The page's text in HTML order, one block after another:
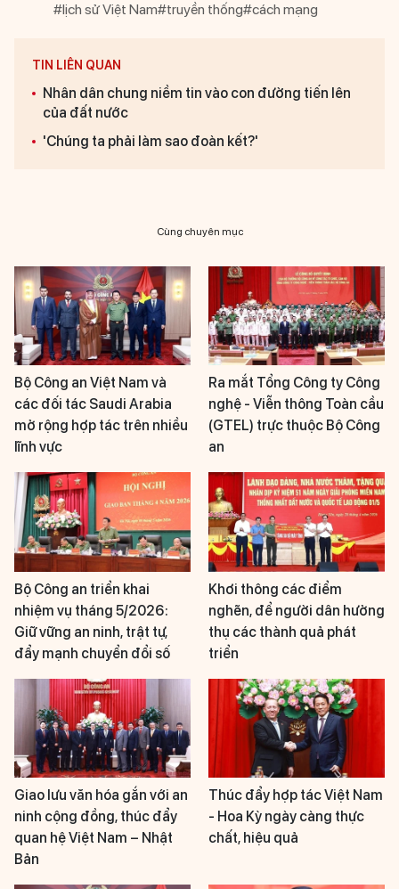
#lịch sử Việt Nam#truyền thống#cách mạng
TIN LIÊN QUAN
Nhân dân chung niềm tin vào con đường tiến lên
của đất nước
'Chúng ta phải làm sao đoàn kết?'
Cùng chuyên mục
Bộ Công an Việt Nam và
các đối tác Saudi Arabia
mở rộng hợp tác trên nhiều
lĩnh vực
Ra mắt Tổng Công ty Công
nghệ - Viễn thông Toàn cầu
(GTEL) trực thuộc Bộ Công
an
Bộ Công an triển khai
nhiệm vụ tháng 5/2026:
Giữ vững an ninh, trật tự,
đẩy mạnh chuyển đổi số
Khơi thông các điểm
nghẽn, để người dân hưởng
thụ các thành quả phát
triển
Giao lưu văn hóa gắn với an
ninh cộng đồng, thúc đẩy
quan hệ Việt Nam – Nhật
Bản
Thúc đẩy hợp tác Việt Nam
- Hoa Kỳ ngày càng thực
chất, hiệu quả